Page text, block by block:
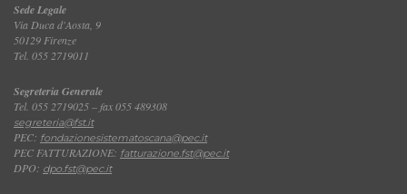
Sede Legale
Via Duca d'Aosta, 9
50129 Firenze
Tel. 055 2719011
Segreteria Generale
Tel. 055 2719025 – fax 055 489308
segreteria@fst.it
PEC: fondazionesistematoscana@pec.it
PEC FATTURAZIONE: fatturazione.fst@pec.it
DPO: dpo.fst@pec.it